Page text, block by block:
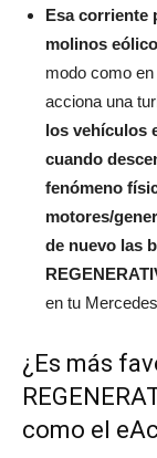
Esa corriente
molinos
modo como
acciona una
los vehículos
cuando
fenómeno
motores/
de nuevo las
en tu
¿Es más
como el